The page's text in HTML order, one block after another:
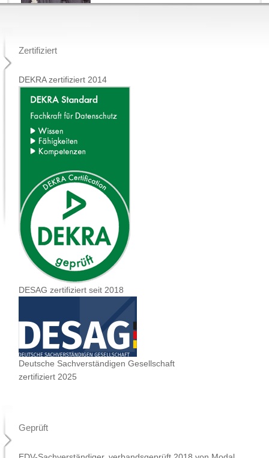
Zertifiziert
DEKRA zertifiziert 2014
DESAG zertifiziert seit 2018
Deutsche Sachverständigen Gesellschaft
zertifiziert 2025
Geprüft